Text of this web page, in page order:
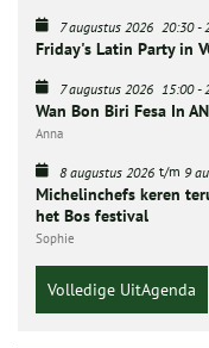
7 augustus 2026 20:30-
Friday's Latin Party in
7 augustus 2026 15:00-
Wan Bon Biri Fesa In
Anna
8 augustus 2026 t/m 9
Michelinchefs keren
het Bos festival
Sophie
Volledige UitAgenda